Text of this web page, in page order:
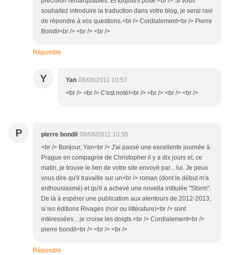
souhaitez introduire la traduction dans votre blog, je serai ravi
de répondre à vos questions.<br /> Cordialement<br /> Pierre
Bondil<br /> <br /> <br />
Répondre
Y Yan 08/08/2011 10:57
<br /> <br /> C'est noté!<br /> <br /> <br /> <br />
P pierre bondil 08/08/2011 10:35
<br /> Bonjour, Yan<br /> J'ai passé une excellente journée à
Prague en compagnie de Christopher il y a dix jours et, ce
matin, je trouve le lien de votre site envoyé par... lui. Je peux
vous dire qu'il travaille sur un<br /> roman (dont le début m'a
enthousiasmé) et qu'il a achevé une novella intitulée "Storm".
De là à espérer une publication aux alentours de 2012-2013,
si les éditions Rivages (noir ou littérature)<br /> sont
intéressées... je croise les doigts.<br /> Cordialement<br />
pierre bondil<br /> <br /> <br />
Répondre